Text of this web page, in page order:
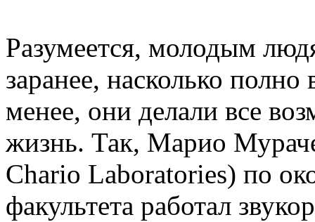
Разумеется, молодым
заранее, насколько
менее, они делали все
жизнь. Так, Марио
Chario Laboratories) по
факультета работал